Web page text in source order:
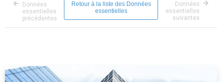
Données
essentielles
précédentes
Retour à la liste des Données
essentielles
Données
essentielles
suivantes